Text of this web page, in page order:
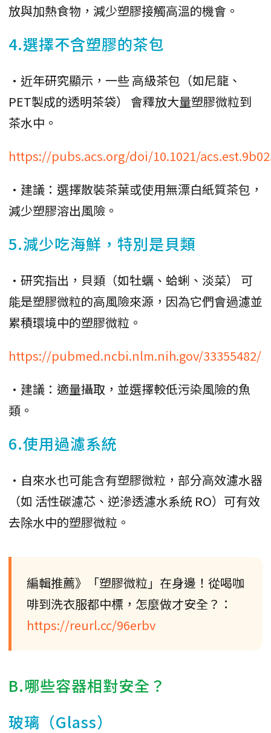
放與加熱食物，減少塑膠接觸高溫的機會。
4.選擇不含塑膠的茶包
•近年研究顯示，一些 高級茶包（如尼龍、
PET製成的透明茶袋） 會釋放大量塑膠微粒到
茶水中。
https://pubs.acs.org/doi/10.1021/
•建議：選擇散裝茶葉或使用無漂白紙質茶包，
減少塑膠溶出風險。
5.減少吃海鮮，特別是貝類
•研究指出，貝類（如牡蠣、蛤蜊、淡菜） 可
能是塑膠微粒的高風險來源，因為它們會過濾並
累積環境中的塑膠微粒。
https://pubmed.ncbi.nlm.nih.gov/33355482/
•建議：適量攝取，並選擇較低污染風險的魚
類。
6.使用過濾系統
•自來水也可能含有塑膠微粒，部分高效濾水器
（如 活性碳濾芯、逆滲透濾水系統 RO）可有效
去除水中的塑膠微粒。
編輯推薦》「塑膠微粒」在身邊！從喝咖
啡到洗衣服都中標，怎麼做才安全？：
https://reurl.cc/96erbv
B.哪些容器相對安全？
玻璃（Glass）